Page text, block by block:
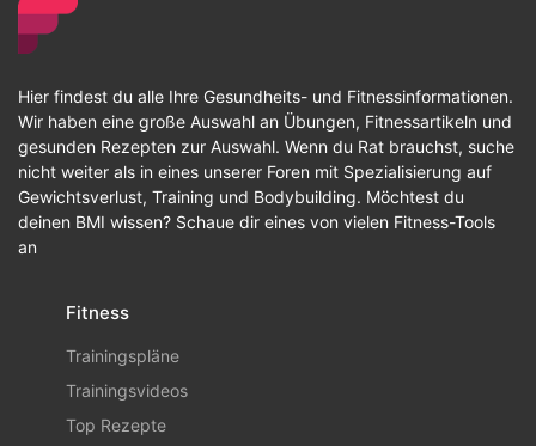
Hier findest du alle Ihre Gesundheits- und Fitnessinformationen.
Wir haben eine große Auswahl an Übungen, Fitnessartikeln und
gesunden Rezepten zur Auswahl. Wenn du Rat brauchst, suche
nicht weiter als in eines unserer Foren mit Spezialisierung auf
Gewichtsverlust, Training und Bodybuilding. Möchtest du
deinen BMI wissen? Schaue dir eines von vielen Fitness-Tools
an
Fitness
Trainingspläne
Trainingsvideos
Top Rezepte